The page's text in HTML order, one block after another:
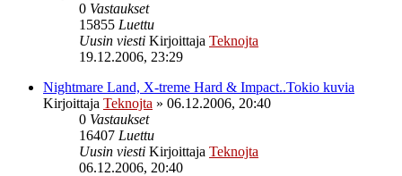
0 Vastaukset
15855 Luettu
Uusin viesti Kirjoittaja Teknojta
19.12.2006, 23:29
Nightmare Land, X-treme Hard & Impact..Tokio kuvia
Kirjoittaja Teknojta » 06.12.2006, 20:40
0 Vastaukset
16407 Luettu
Uusin viesti Kirjoittaja Teknojta
06.12.2006, 20:40